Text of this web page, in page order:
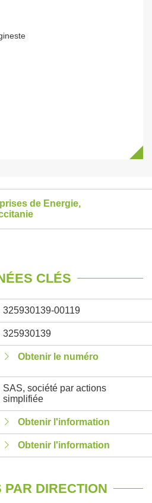
de Energie,
CLÉS
325930139-00119
325930139
Obtenir le numéro
SAS, société par actions
simplifiée
Obtenir l'information
Obtenir l'information
PAR DIRECTION